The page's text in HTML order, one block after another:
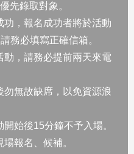
先錄取對象。
功，報名成功者將於活動
務必填寫正確信箱。
，請務必提前兩天來電
無故缺席，以免資源浪
始後15分鐘不予入場。
報名、候補。